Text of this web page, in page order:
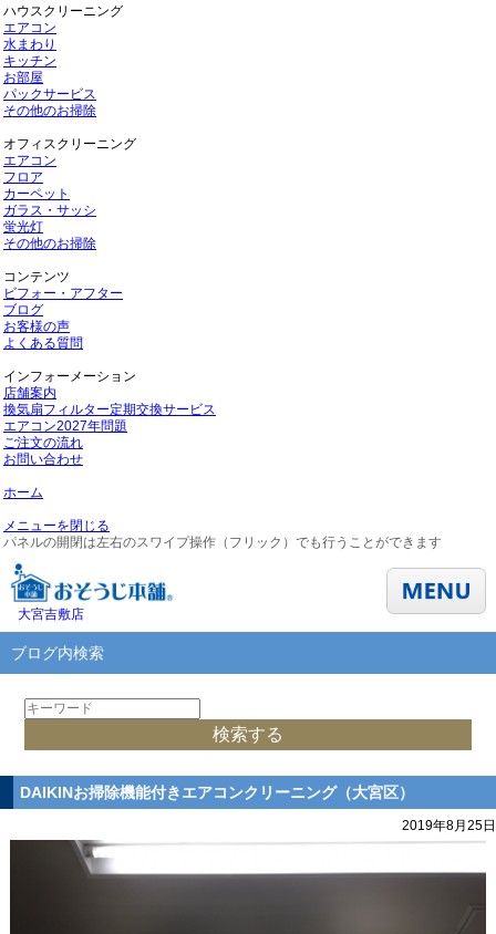
ハウスクリーニング
エアコン
水まわり
キッチン
お部屋
パックサービス
その他のお掃除
オフィスクリーニング
エアコン
フロア
カーペット
ガラス・サッシ
蛍光灯
その他のお掃除
コンテンツ
ビフォー・アフター
ブログ
お客様の声
よくある質問
インフォーメーション
店舗案内
換気扇フィルター定期交換サービス
エアコン2027年問題
ご注文の流れ
お問い合わせ
ホーム
メニューを閉じる
パネルの開閉は左右のスワイプ操作（フリック）でも行うことができます
大宮吉敷店
ブログ内検索
DAIKINお掃除機能付きエアコンクリーニング（大宮区）
2019年8月25日